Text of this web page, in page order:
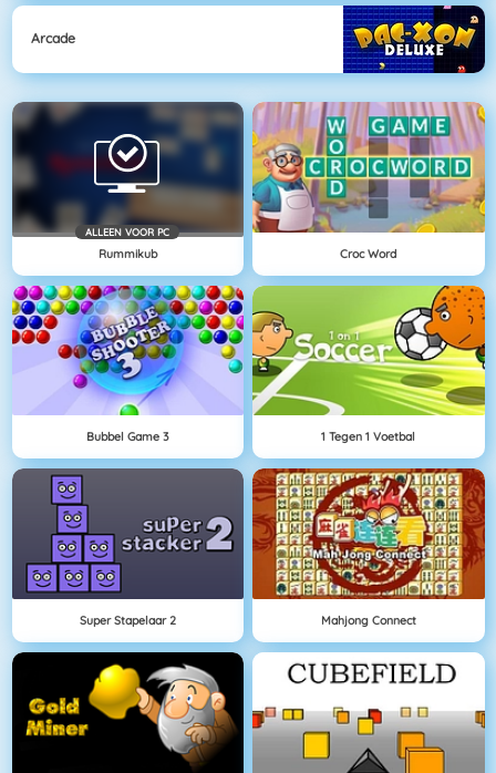
Arcade
ALLEEN VOOR PC
Rummikub Croc Word
Bubbel Game 3 1 Tegen 1 Voetbal
Super Stapelaar 2 Mahjong Connect